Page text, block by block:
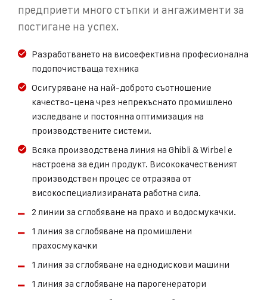
предприети много стъпки и ангажименти за
постигане на успех.
Разработването на висоефективна професионална
подопочистваща техника
Осигуряване на най-доброто съотношение
качество-цена чрез непрекъснато промишлено
изследване и постоянна оптимизация на
производствените системи.
Всяка производствена линия на Ghibli & Wirbel е
настроена за един продукт. Висококачественият
производствен процес се отразява от
високоспециализираната работна сила.
2 линии за сглобяване на прахо и водосмукачки.
1 линия за сглобяване на промишлени
прахосмукачки
1 линия за сглобяване на еднодискови машини
1 линия за сглобяване на парогенератори